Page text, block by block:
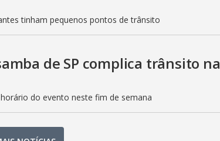
tinham pequenos pontos de trânsito
de SP complica trânsito na
do evento neste fim de semana